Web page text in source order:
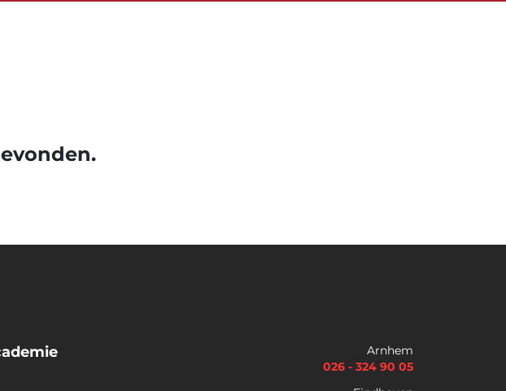
Arnhem
026 - 324 90 05